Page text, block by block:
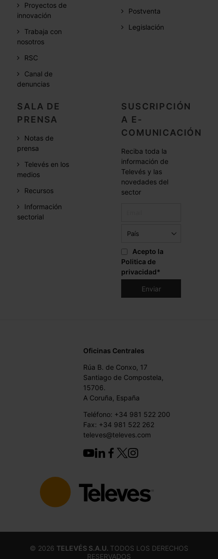
Proyectos de
innovación
Trabaja con
nosotros
RSC
Canal de
denuncias
Postventa
Legislación
SALA DE
PRENSA
Notas de
prensa
Televés en los
medios
Recursos
Información
sectorial
SUSCRIPCIÓN
A E-
COMUNICACIÓN
Reciba toda la
información de
Televés y las
novedades del
sector
Acepto la
Politica de
privacidad*
Oficinas Centrales
Rúa B. de Conxo, 17
Santiago de Compostela,
15706.
A Coruña, España
Teléfono: +34 981 522 200
Fax: +34 981 522 262
televes@televes.com
© 2026 TELEVÉS S.A.U. TODOS LOS DERECHOS
RESERVADOS